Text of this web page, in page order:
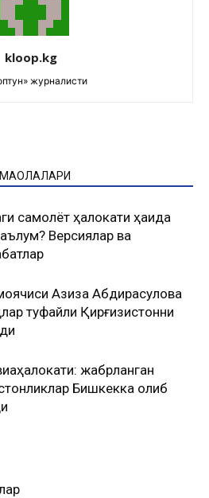
kloop.kg
журналисти
самолёт ҳалокати ҳақида
Версиялар ва
Азиза Абдирасулова
туфайли Қирғизистонни
жабрланган
Бишкекка олиб